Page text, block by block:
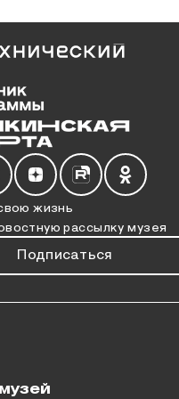
жизнь
рассылку музея
Подписаться
сетях